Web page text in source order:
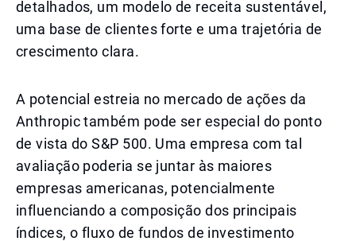
detalhados, um modelo de receita sustentável,
uma base de clientes forte e uma trajetória de
crescimento clara.
A potencial estreia no mercado de ações da
Anthropic também pode ser especial do ponto
de vista do S&P 500. Uma empresa com tal
avaliação poderia se juntar às maiores
empresas americanas, potencialmente
influenciando a composição dos principais
índices, o fluxo de fundos de investimento